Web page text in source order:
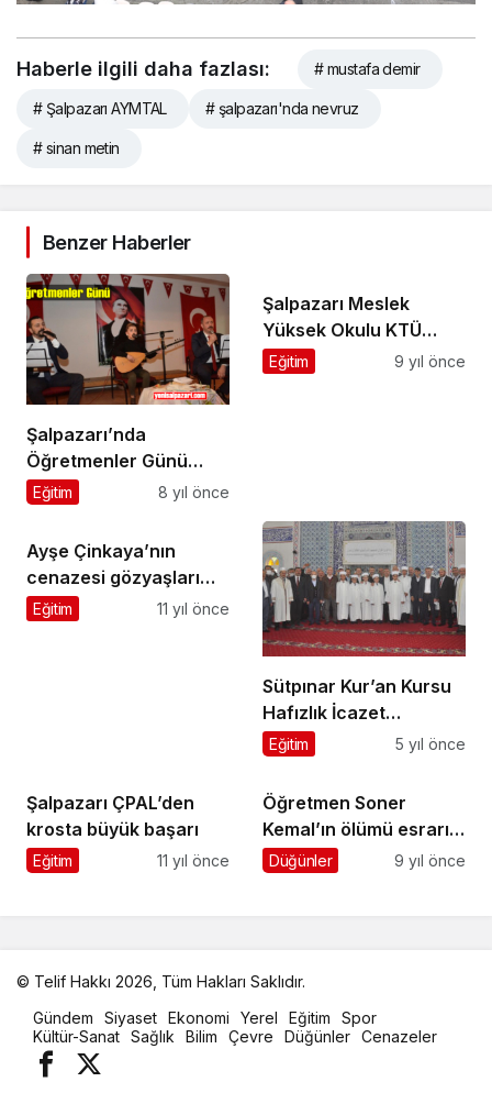
Haberle ilgili daha fazlası: # mustafa demir
# Şalpazarı AYMTAL # şalpazarı'nda nevruz
# sinan metin
Benzer Haberler
Şalpazarı’nda
Öğretmenler Günü
Kutlandı
Eğitim 8 yıl önce
Şalpazarı Meslek
Yüksek Okulu KTÜ
Senatosunda
Eğitim 9 yıl önce
Ayşe Çinkaya’nın
cenazesi gözyaşları
arasında toprağa
Eğitim 11 yıl önce
Sütpınar Kur’an Kursu
Hafızlık İcazet
Merasimi yapıldı
Eğitim 5 yıl önce
Şalpazarı ÇPAL’den
krosta büyük başarı
Eğitim 11 yıl önce
Öğretmen Soner
Kemal’ın ölümü esrarını
koruyor
Düğünler 9 yıl önce
© Telif Hakkı 2026, Tüm Hakları Saklıdır.
oto
kiralama
parça
eşya
Gündem Siyaset Ekonomi Yerel Eğitim
Spor
Kültür-Sanat Sağlık Bilim Çevre Düğünler Cenazeler